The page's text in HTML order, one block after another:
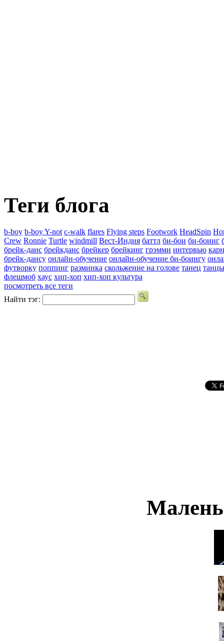
Теги блога
b-boy b-boy Y-not c-walk flares Flying steps Footwork HeadSpin
Crew Ronnie Turtle windmill Вест-Индия баттл би-бои би-боинг
брейк-данс брейкданс брейкер брейкинг грэмми интервью
брейк-дансу онлайн-обучение онлайн-обучение би-боингу
футворку поппинг разминка скольжение на голове танец танцы
флешмоб хаус хип-хоп хип-хоп культура
посмотреть все теги
Найти тэг: